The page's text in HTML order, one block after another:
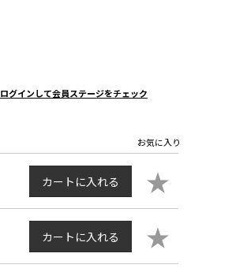
ログインして会員ステージをチェック
お気に入り
カートに入れる ★
カートに入れる ★